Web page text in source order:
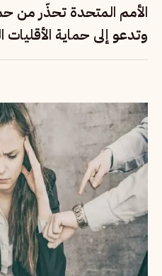
الأمم المتحدة تحذّر من
وتدعو إلى حماية الأقليات